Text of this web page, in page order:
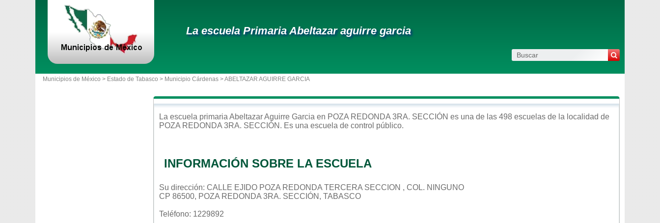
La escuela Primaria Abeltazar aguirre garcia
Municipios de México > Estado de Tabasco > Municipio Cárdenas > ABELTAZAR AGUIRRE GARCIA
La escuela primaria Abeltazar Aguirre Garcia en POZA REDONDA 3RA. SECCIÓN es una de las 498 escuelas de la localidad de
POZA REDONDA 3RA. SECCIÓN . Es una escuela de control público.
INFORMACIÓN SOBRE LA ESCUELA
Su dirección: CALLE EJIDO POZA REDONDA TERCERA SECCION , COL. NINGUNO
CP 86500, POZA REDONDA 3RA. SECCIÓN, TABASCO
Teléfono: 1229892